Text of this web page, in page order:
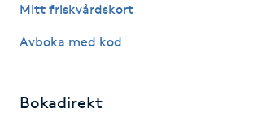
Mitt friskvårdskort
Avboka med kod
Bokadirekt